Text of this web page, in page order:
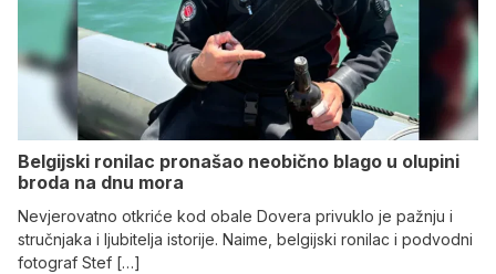
Belgijski ronilac pronašao neobično blago u olupini
broda na dnu mora
Nevjerovatno otkriće kod obale Dovera privuklo je pažnju i
stručnjaka i ljubitelja istorije. Naime, belgijski ronilac i podvodni
fotograf Stef […]